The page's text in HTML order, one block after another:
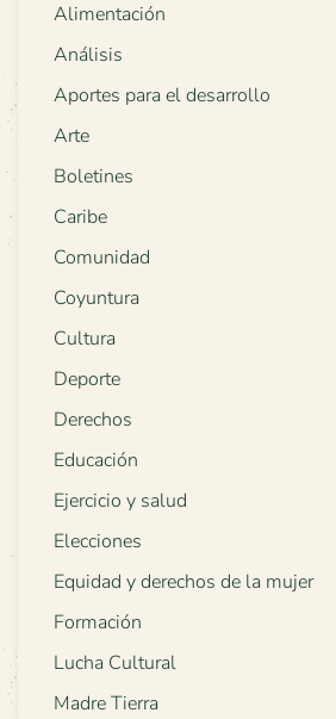
Alimentación
Análisis
Aportes para el desarrollo
Arte
Boletines
Caribe
Comunidad
Coyuntura
Cultura
Deporte
Derechos
Educación
Ejercicio y salud
Elecciones
Equidad y derechos de la mujer
Formación
Lucha Cultural
Madre Tierra